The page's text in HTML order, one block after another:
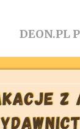
DEON.PL